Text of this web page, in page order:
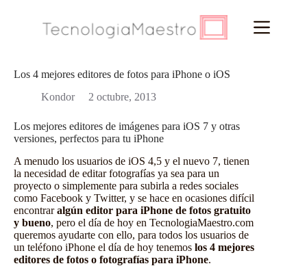
Los 4 mejores editores de fotos para iPhone o iOS
Kondor
2 octubre, 2013
Los mejores editores de imágenes para iOS 7 y otras
versiones, perfectos para tu iPhone
A menudo los usuarios de iOS 4,5 y el nuevo 7, tienen
la necesidad de editar fotografías ya sea para un
proyecto o simplemente para subirla a redes sociales
como Facebook y Twitter, y se hace en ocasiones difícil
encontraralgún editor para iPhone de fotos gratuito
y bueno, pero el día de hoy en TecnologiaMaestro.com
queremos ayudarte con ello, para todos los usuarios de
un teléfono iPhone el día de hoy tenemos los 4 mejores
editores de fotos o fotografías para iPhone.